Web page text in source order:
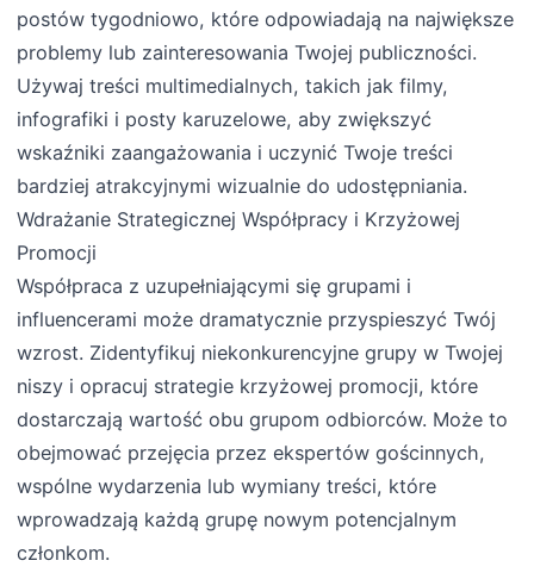
postów tygodniowo, które odpowiadają na największe
problemy lub zainteresowania Twojej publiczności.
Używaj treści multimedialnych, takich jak filmy,
infografiki i posty karuzelowe, aby zwiększyć
wskaźniki zaangażowania i uczynić Twoje treści
bardziej atrakcyjnymi wizualnie do udostępniania.
Wdrażanie Strategicznej Współpracy i Krzyżowej
Promocji
Współpraca z uzupełniającymi się grupami i
influencerami może dramatycznie przyspieszyć Twój
wzrost. Zidentyfikuj niekonkurencyjne grupy w Twojej
niszy i opracuj strategie krzyżowej promocji, które
dostarczają wartość obu grupom odbiorców. Może to
obejmować przejęcia przez ekspertów gościnnych,
wspólne wydarzenia lub wymiany treści, które
wprowadzają każdą grupę nowym potencjalnym
członkom.